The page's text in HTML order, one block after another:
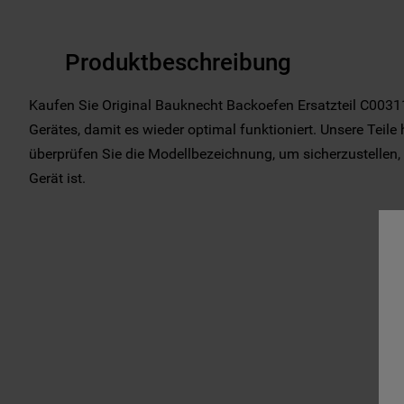
Produktbeschreibung
Kaufen Sie Original Bauknecht Backoefen Ersatzteil
Gerätes, damit es wieder optimal funktioniert. Unsere
überprüfen Sie die Modellbezeichnung, um
Gerät ist.